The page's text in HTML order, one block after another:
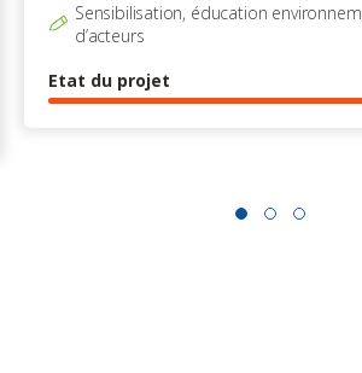
Sensibilisation, éducation
d’acteurs
Etat du projet